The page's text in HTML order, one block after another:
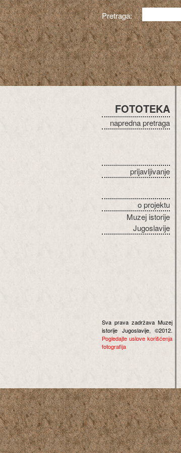
Pretraga:
FOTOTEKA
napredna pretraga
prijavljivanje
o projektu
Muzej istorije
Jugoslavije
Sva prava zadržava Muzej
istorije Jugoslavije, ©2012.
Pogledajte uslove korišćenja
fotografija